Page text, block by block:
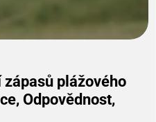
plážového
Odpovědnost,